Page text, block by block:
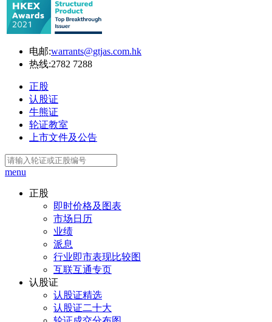
电邮:warrants@gtjas.com.hk
热线:2782 7288
正股
认股证
牛熊证
轮证教室
上市文件及公告
menu
正股
即时价格及图表
市场日历
业绩
派息
行业即市表现比较图
互联互通专页
认股证
认股证精选
认股证二十大